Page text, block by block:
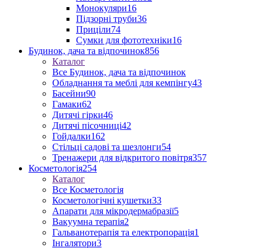
Монокуляри16
Підзорні труби36
Приціли74
Сумки для фототехніки16
Будинок, дача та відпочинок856
Каталог
Все Будинок, дача та відпочинок
Обладнання та меблі для кемпінгу43
Басейни90
Гамаки62
Дитячі гірки46
Дитячі пісочниці42
Гойдалки162
Стільці садові та шезлонги54
Тренажери для відкритого повітря357
Косметологія254
Каталог
Все Косметологія
Косметологічні кушетки33
Апарати для мікродермабразії5
Вакуумна терапія2
Гальванотерапія та електропорація1
Інгалятори3